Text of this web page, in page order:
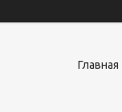
Главная